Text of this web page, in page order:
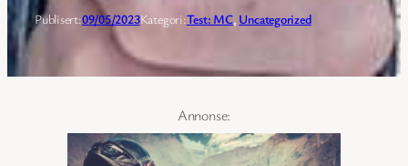
Publisert:09/05/2023Kategori:Test: MC, Uncategorized